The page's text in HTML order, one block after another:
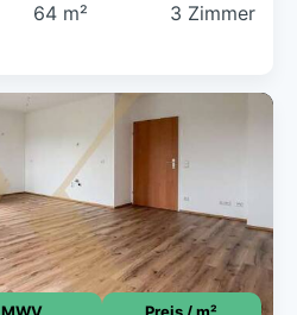
64 m² 3 Zimmer